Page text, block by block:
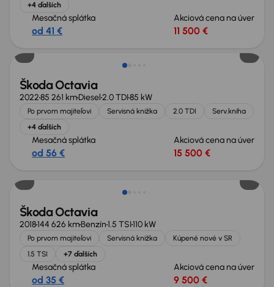
+4 ďalších
Mesačná splátka
od 41 €
Akciová cena na úver
11 500 €
Možnosť odpočtu DPH
Škoda Octavia
202285 261 kmDiesel2.0 TDI85 kW
Po prvom majiteľovi Servisná knižka 2.0 TDI
Serv.kniha
+4 ďalších
Mesačná splátka
od 56 €
Akciová cena na úver
15 500 €
Škoda Octavia
2018144 626 kmBenzín1.5 TSI110 kW
Po prvom majiteľovi Servisná knižka
Kúpené nové v SR
1.5 TSI
+7 ďalších
Mesačná splátka
od 35 €
Akciová cena na úver
9 500 €